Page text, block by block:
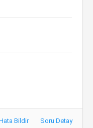
Bildir Soru Detay